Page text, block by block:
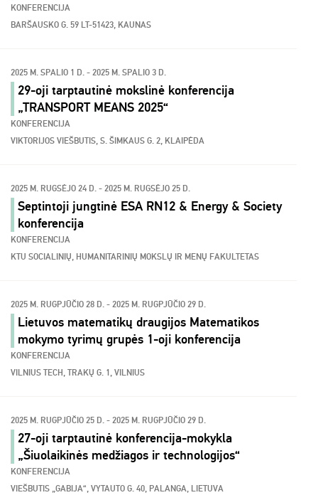
KONFERENCIJA
BARŠAUSKO G. 59 LT-51423, KAUNAS
2025 M. SPALIO 1 D. - 2025 M. SPALIO 3 D.
29-oji tarptautinė mokslinė konferencija
„TRANSPORT MEANS 2025“
KONFERENCIJA
VIKTORIJOS VIEŠBUTIS, S. ŠIMKAUS G. 2, KLAIPĖDA
2025 M. RUGSĖJO 24 D. - 2025 M. RUGSĖJO 25 D.
Septintoji jungtinė ESA RN12 & Energy & Society
konferencija
KONFERENCIJA
KTU SOCIALINIŲ, HUMANITARINIŲ MOKSLŲ IR MENŲ FAKULTETAS
2025 M. RUGPJŪČIO 28 D. - 2025 M. RUGPJŪČIO 29 D.
Lietuvos matematikų draugijos Matematikos
mokymo tyrimų grupės 1-oji konferencija
KONFERENCIJA
VILNIUS TECH, TRAKŲ G. 1, VILNIUS
2025 M. RUGPJŪČIO 25 D. - 2025 M. RUGPJŪČIO 29 D.
27-oji tarptautinė konferencija-mokykla
„Šiuolaikinės medžiagos ir technologijos“
KONFERENCIJA
VIEŠBUTIS „GABIJA“, VYTAUTO G. 40, PALANGA, LIETUVA